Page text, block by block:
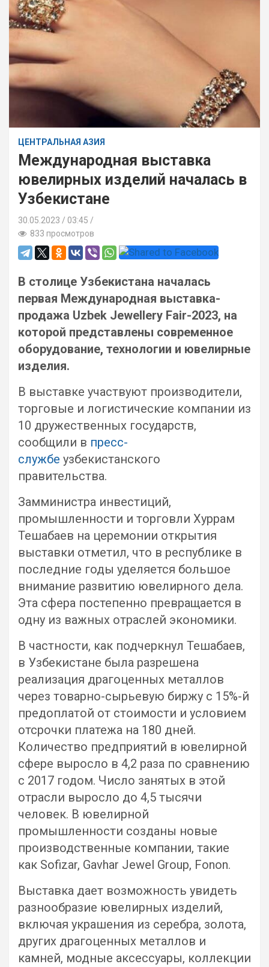
ЦЕНТРАЛЬНАЯ АЗИЯ
Международная выставка
ювелирных изделий началась в
Узбекистане
30.05.2023
03:45 /
833 просмотров
В столице Узбекистана началась
первая Международная выставка-
продажа Uzbek Jewellery Fair-2023, на
которой представлены современное
оборудование, технологии и ювелирные
изделия.
В выставке участвуют производители,
торговые и логистические компании из
10 дружественных государств,
сообщили в пресс-
службе узбекистанского
правительства.
Замминистра инвестиций,
промышленности и торговли Хуррам
Тешабаев на церемонии открытия
выставки отметил, что в республике в
последние годы уделяется большое
внимание развитию ювелирного дела.
Эта сфера постепенно превращается в
одну из важных отраслей экономики.
В частности, как подчеркнул Тешабаев,
в Узбекистане была разрешена
реализация драгоценных металлов
через товарно-сырьевую биржу с 15%-й
предоплатой от стоимости и условием
отсрочки платежа на 180 дней.
Количество предприятий в ювелирной
сфере выросло в 4,2 раза по сравнению
с 2017 годом. Число занятых в этой
отрасли выросло до 4,5 тысячи
человек. В ювелирной
промышленности созданы новые
производственные компании, такие
как Sofizar, Gavhar Jewel Group, Fonon.
Выставка дает возможность увидеть
разнообразие ювелирных изделий,
включая украшения из серебра, золота,
других драгоценных металлов и
камней, модные аксессуары, коллекции